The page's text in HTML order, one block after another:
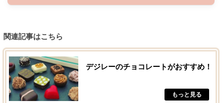
関連記事はこちら
デジレーのチョコレートがおすすめ！